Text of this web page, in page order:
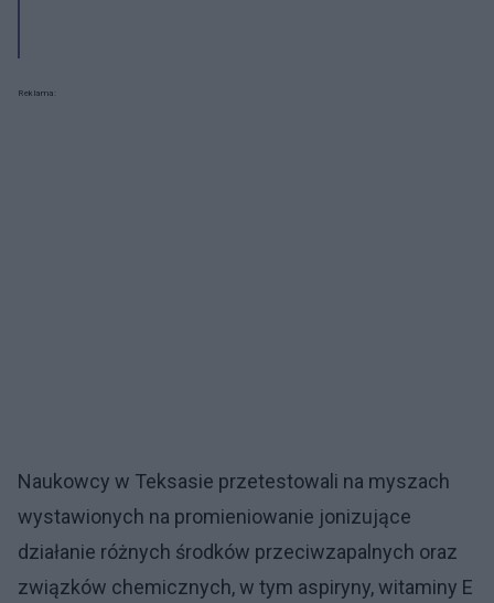
Reklama:
Naukowcy w Teksasie przetestowali na myszach
wystawionych na promieniowanie jonizujące
działanie różnych środków przeciwzapalnych oraz
związków chemicznych, w tym aspiryny, witaminy E